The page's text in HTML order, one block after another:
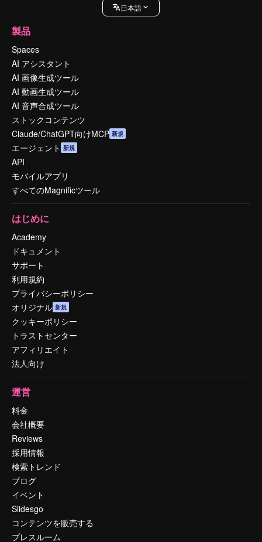
日本語
製品
Spaces
AI アシスタント
AI 画像生成ツール
AI 動画生成ツール
AI 音声合成ツール
ストックコンテンツ
Claude/ChatGPT向けMCP 新規
エージェント 新規
API
モバイルアプリ
すべてのMagnificツール
はじめに
Academy
ドキュメント
サポート
利用規約
プライバシーポリシー
オリジナル 新規
クッキーポリシー
トラストセンター
アフィリエイト
法人向け
運営
料金
会社概要
Reviews
採用情報
検索トレンド
ブログ
イベント
Slidesgo
コンテンツを販売する
プレスルーム